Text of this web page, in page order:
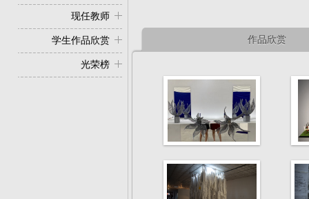
现任教师
学生作品欣赏
光荣榜
作品欣赏